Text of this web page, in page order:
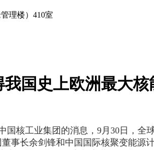
理楼）410室
国史上欧洲最大核
国核工业集团的消息，9月30日，
事长余剑锋和中国国际核聚变能